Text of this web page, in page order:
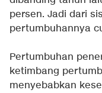
persen. Jadi dari
pertumbuhannya
Pertumbuhan
ketimbang
menyebabkan